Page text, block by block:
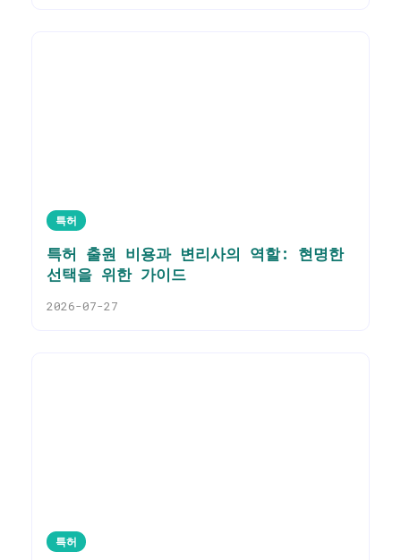
특허
특허 출원 비용과 변리사의 역할: 현명한
선택을 위한 가이드
2026-07-27
특허